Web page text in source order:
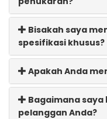
Bisakah saya
spesifikasi khusus?
Apakah Anda
Bagaimana
pelanggan Anda?